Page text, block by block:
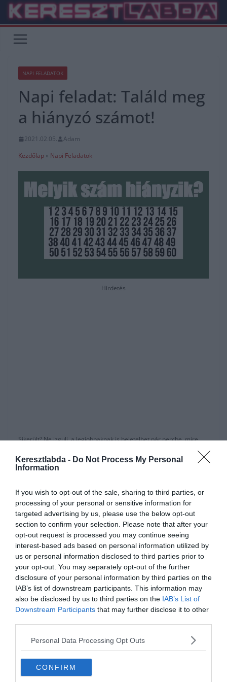
Keresztlabda - Do Not Process My Personal
Information
If you wish to opt-out of the sale, sharing to third parties, or
processing of your personal or sensitive information for
targeted advertising by us, please use the below opt-out
section to confirm your selection. Please note that after your
opt-out request is processed you may continue seeing
interest-based ads based on personal information utilized by
us or personal information disclosed to third parties prior to
your opt-out. You may separately opt-out of the further
disclosure of your personal information by third parties on the
IAB’s list of downstream participants. This information may
also be disclosed by us to third parties on the IAB’s List of
Downstream Participants that may further disclose it to other
Personal Data Processing Opt Outs
CONFIRM
Skip
content
NAPI FELADATOK
Napi feladat: Találd meg
a hiányzó számot!
2021.02.05.
Adam
Kezdőlap » Napi Feladatok
Hirdetés
Sikerült? Ne izgulj, a legjobbaknak is beletelhet pár percbe, mire
Megoldani egy feladványt mindig remek mód a relaxációra.
tényleg ki tudja tisztitani a fejet.
Versenyző típusként ráadásul kipróbálhatod magad mások ellen is!
Mi adhatna nagyobb elégedettséget, mint megoldani egy nehéz
tesztet?
Nagyon sok fajta kvízünk , vagy épp feladatunk van, amivel
karbantarthatod magad! Ez a fenti kép például a koncentrációt és
figyelmet fejleszti.
Megoldás: